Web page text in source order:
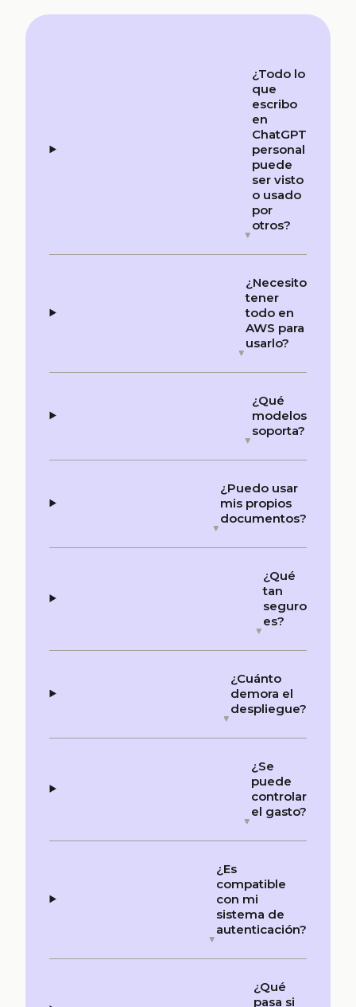
¿Todo lo
que
escribo
en
ChatGPT
personal
puede
ser visto
o usado
por
otros?
¿Necesito
tener
todo en
AWS para
usarlo?
¿Qué
modelos
soporta?
¿Puedo usar
mis propios
documentos?
¿Qué
tan
seguro
es?
¿Cuánto
demora el
despliegue?
¿Se
puede
controlar
el gasto?
¿Es
compatible
con mi
sistema de
autenticación?
¿Qué
pasa si